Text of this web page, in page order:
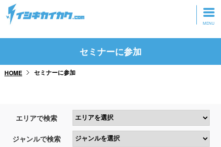
トップページ
研修・ツアーに参加
セミナーに参加
HOME セミナーに参加
エリアで検索
ジャンルで検索